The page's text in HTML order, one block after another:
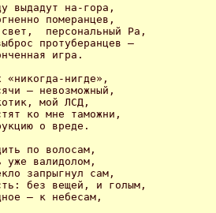
выдадут на-гора,
померанцев,
персональный Ра,
протуберанцев –
игра.
«никогда-нигде»,
– невозможный,
мой ЛСД,
ко мне таможни,
о вреде.
по волосам,
уже валидолом,
запрыгнул сам,
без вещей, и голым,
– к небесам,